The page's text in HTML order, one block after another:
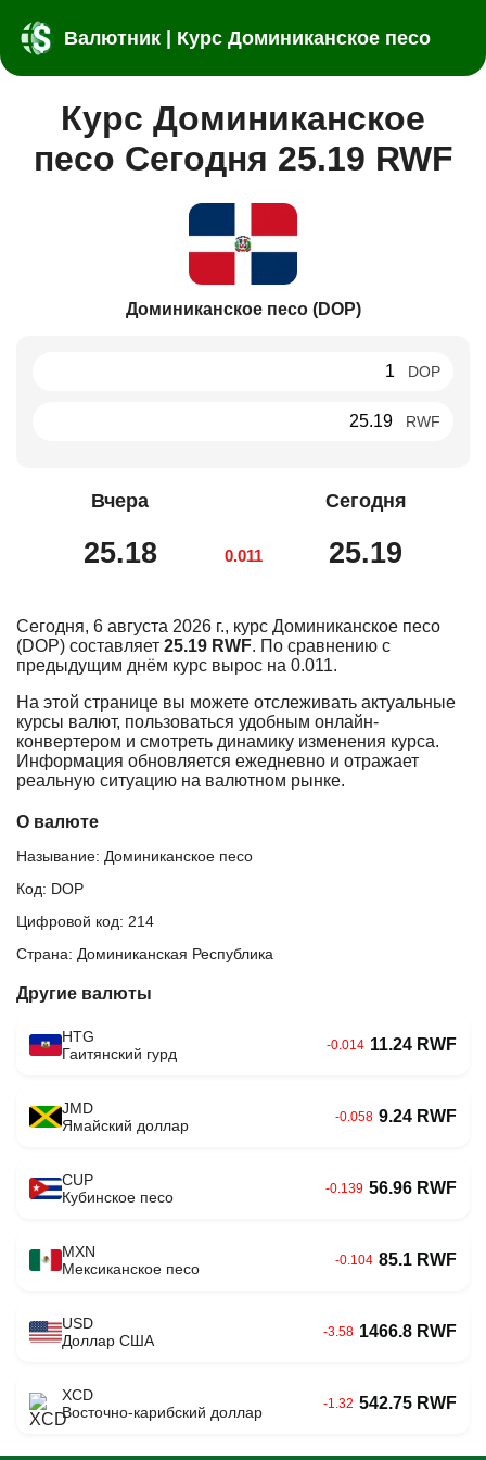
Валютник | Курс Доминиканское песо
Курс Доминиканское
песо Сегодня 25.19 RWF
Доминиканское песо (DOP)
DOP
RWF
Вчера
25.18 0.011
Сегодня
25.19
Сегодня, 6 августа 2026 г., курс Доминиканское песо
(DOP) составляет 25.19 RWF. По сравнению с
предыдущим днём курс вырос на 0.011.
На этой странице вы можете отслеживать актуальные
курсы валют, пользоваться удобным онлайн-
конвертером и смотреть динамику изменения курса.
Информация обновляется ежедневно и отражает
реальную ситуацию на валютном рынке.
О валюте
Называние: Доминиканское песо
Код: DOP
Цифровой код: 214
Страна: Доминиканская Республика
Другие валюты
HTG
Гаитянский гурд
-0.014 11.24 RWF
JMD
Ямайский доллар
-0.058 9.24 RWF
CUP
Кубинское песо
-0.139 56.96 RWF
MXN
Мексиканское песо
-0.104 85.1 RWF
USD
Доллар США
-3.58 1466.8 RWF
XCD
Восточно-карибский доллар
-1.32 542.75 RWF